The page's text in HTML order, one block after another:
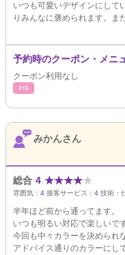
いつも可愛いデザインにして
りみんなに褒められます。ま
予約時のクーポン・メニ
クーポン利用なし
ﾈｲﾙ
みかんさん
総合 4 ★★★★★
雰囲気： 4 接客サービス： 4 技術・
半年ほど前から通ってます。
いつも明るい対応で楽しいです
今回も中々カラーを決められ
アドバイス通りのカラーにし